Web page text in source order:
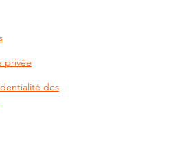
privée
des